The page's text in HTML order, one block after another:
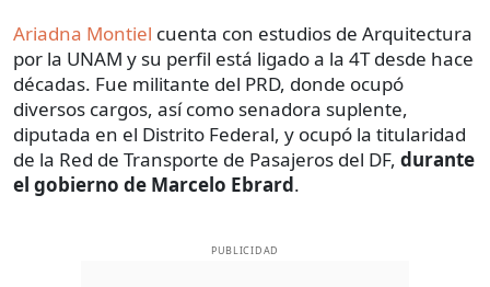
Ariadna Montiel cuenta con estudios de Arquitectura
por la UNAM y su perfil está ligado a la 4T desde hace
décadas. Fue militante del PRD, donde ocupó
diversos cargos, así como senadora suplente,
diputada en el Distrito Federal, y ocupó la titularidad
de la Red de Transporte de Pasajeros del DF, durante
el gobierno de Marcelo Ebrard.
PUBLICIDAD